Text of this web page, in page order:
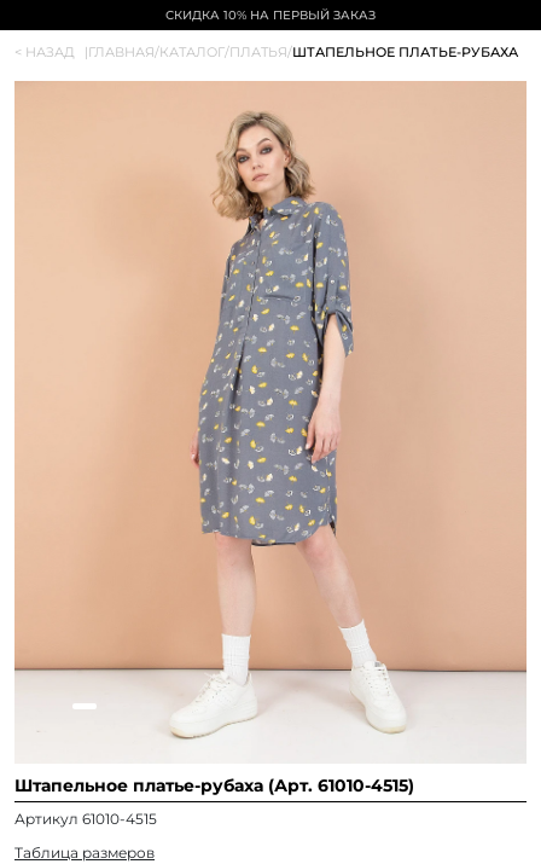
СКИДКА 10% НА ПЕРВЫЙ ЗАКАЗ
< НАЗАД |ГЛАВНАЯ/КАТАЛОГ/ПЛАТЬЯ/ШТАПЕЛЬНОЕ ПЛАТЬЕ-РУБАХА
Штапельное платье-рубаха (Арт. 61010-4515)
Артикул 61010-4515
Таблица размеров